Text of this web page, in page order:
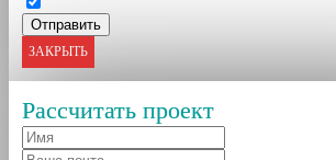
ЗАКРЫТЬ
Рассчитать проект